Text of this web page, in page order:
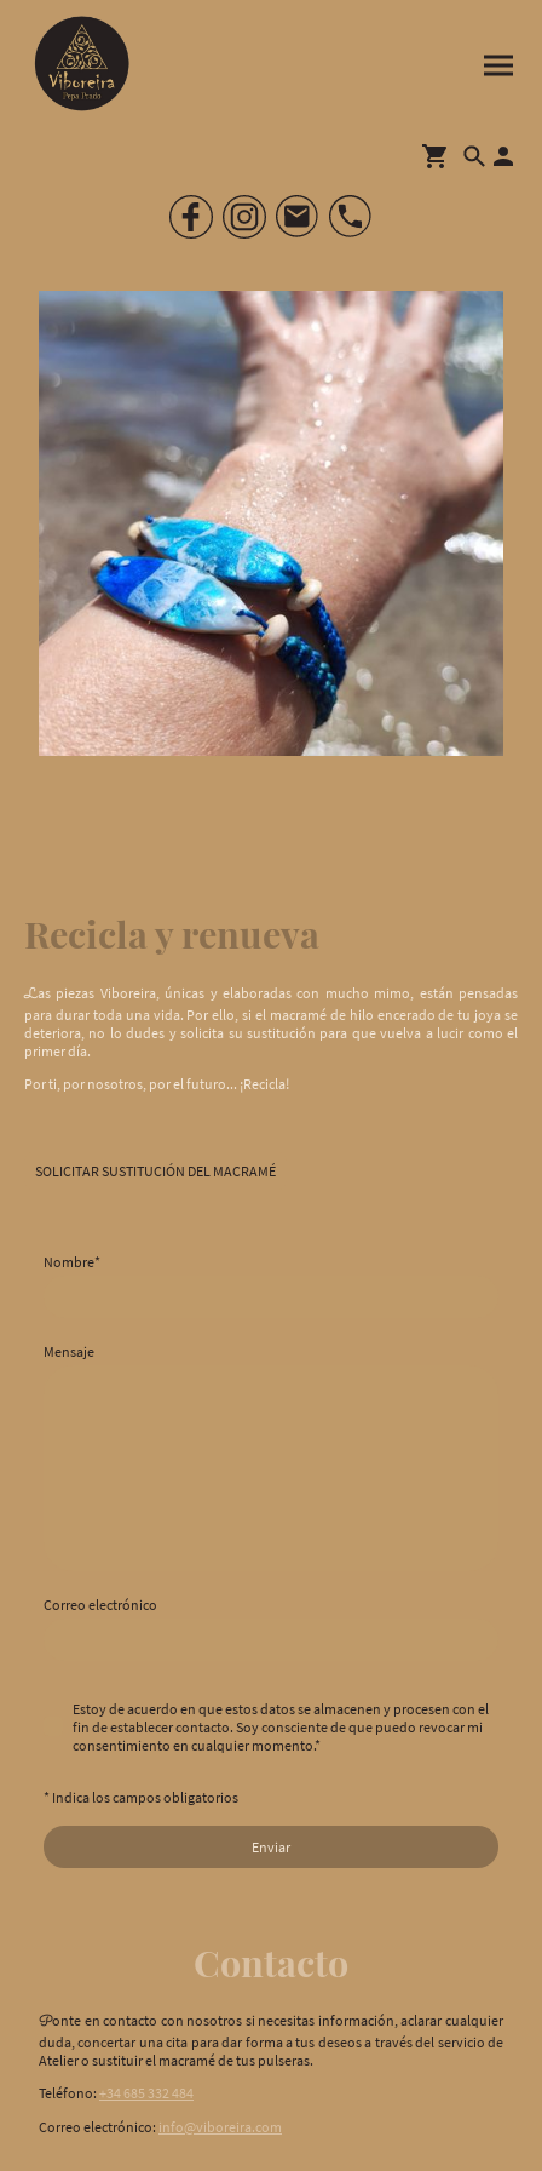
Recicla y renueva
Las piezas Viboreira, únicas y elaboradas con mucho mimo, están pensadas
para durar toda una vida. Por ello, si el macramé de hilo encerado de tu joya se
deteriora, no lo dudes y solicita su sustitución para que vuelva a lucir como el
primer día.
Por ti, por nosotros, por el futuro... ¡Recicla!
SOLICITAR SUSTITUCIÓN DEL MACRAMÉ
Nombre*
Mensaje
Correo electrónico
Estoy de acuerdo en que estos datos se almacenen y procesen con el
fin de establecer contacto. Soy consciente de que puedo revocar mi
consentimiento en cualquier momento.*
* Indica los campos obligatorios
Enviar
Contacto
Ponte en contacto con nosotros si necesitas información, aclarar cualquier
duda, concertar una cita para dar forma a tus deseos a través del servicio de
Atelier o sustituir el macramé de tus pulseras.
Teléfono: +34 685 332 484
Correo electrónico: info@viboreira.com